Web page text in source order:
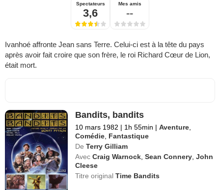
Spectateurs
3,6
Mes amis
--
Ivanhoé affronte Jean sans Terre. Celui-ci est à la tête du pays
après avoir fait croire que son frère, le roi Richard Cœur de Lion,
était mort.
Bandits, bandits
10 mars 1982 | 1h 55min | Aventure
Comédie Fantastique
De Terry Gilliam
Avec Craig Warnock ,Sean Connery ,John
Cleese
Titre originalTime Bandits